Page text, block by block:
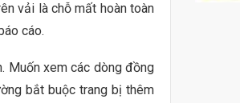
vải là chỗ mất hoàn toàn
cáo.
Muốn xem các dòng đồng
bắt buộc trang bị thêm